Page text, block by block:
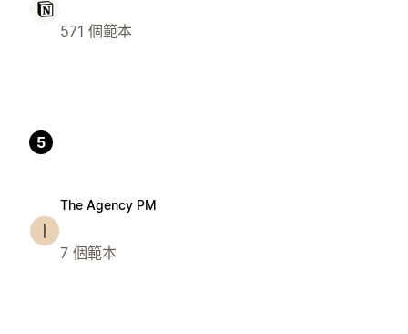
571 個範本
5
The Agency PM
7 個範本